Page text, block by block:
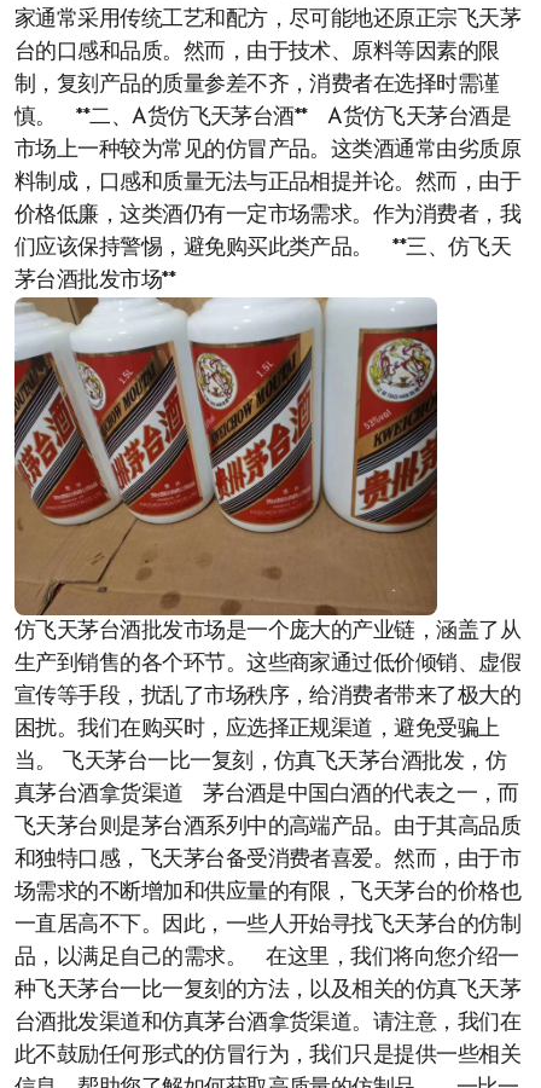
家通常采用传统工艺和配方，尽可能地还原正宗飞天茅
台的口感和品质。然而，由于技术、原料等因素的限
制，复刻产品的质量参差不齐，消费者在选择时需谨
慎。 **二、A货仿飞天茅台酒** A货仿飞天茅台酒是
市场上一种较为常见的仿冒产品。这类酒通常由劣质原
料制成，口感和质量无法与正品相提并论。然而，由于
价格低廉，这类酒仍有一定市场需求。作为消费者，我
们应该保持警惕，避免购买此类产品。 **三、仿飞天
茅台酒批发市场**
仿飞天茅台酒批发市场是一个庞大的产业链，涵盖了从
生产到销售的各个环节。这些商家通过低价倾销、虚假
宣传等手段，扰乱了市场秩序，给消费者带来了极大的
困扰。我们在购买时，应选择正规渠道，避免受骗上
当。 飞天茅台一比一复刻，仿真飞天茅台酒批发，仿
真茅台酒拿货渠道 茅台酒是中国白酒的代表之一，而
飞天茅台则是茅台酒系列中的高端产品。由于其高品质
和独特口感，飞天茅台备受消费者喜爱。然而，由于市
场需求的不断增加和供应量的有限，飞天茅台的价格也
一直居高不下。因此，一些人开始寻找飞天茅台的仿制
品，以满足自己的需求。 在这里，我们将向您介绍一
种飞天茅台一比一复刻的方法，以及相关的仿真飞天茅
台酒批发渠道和仿真茅台酒拿货渠道。请注意，我们在
此不鼓励任何形式的仿冒行为，我们只是提供一些相关